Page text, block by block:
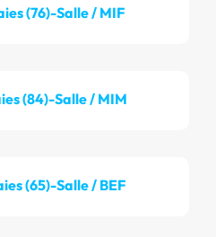
(76)-Salle / MIF
(84)-Salle / MIM
(65)-Salle / BEF